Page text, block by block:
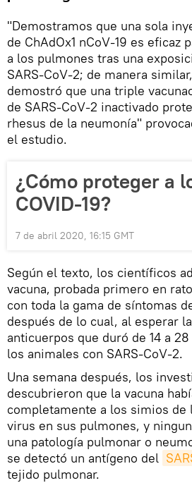
"Demostramos que una sola
de ChAdOx1 nCoV-19 es eficaz
a los pulmones tras una
SARS-CoV-2; de manera
demostró que una triple
de SARS-CoV-2 inactivado
rhesus de la neumonía"
el estudio.
¿Cómo proteger a
COVID-19?
7 de abril 2020, 16:15 GMT
Según el texto, los científicos
vacuna, probada primero en
con toda la gama de síntomas
después de lo cual, al esperar
anticuerpos que duró de 14 a
los animales con SARS-CoV-2.
Una semana después, los
descubrieron que la vacuna
completamente a los simios de
virus en sus pulmones, y
una patología pulmonar o
se detectó un antígeno del
tejido pulmonar.